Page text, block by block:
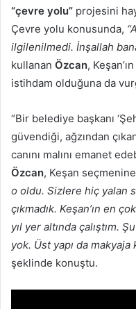
“çevre yolu” projesini
Çevre yolu konusunda,
ilgilenilmedi. İnşallah
kullanan Özcan,
istihdam olduğuna da
“Bir belediye başkanı
güvendiği, ağzından
canını malını emanet
Özcan, Keşan
o oldu. Sizlere hiç yalan
çıkmadık. Keşan’ın en
yıl yer altında çalıştım.
yok. Üst yapı da makyaja
şeklinde konuştu.